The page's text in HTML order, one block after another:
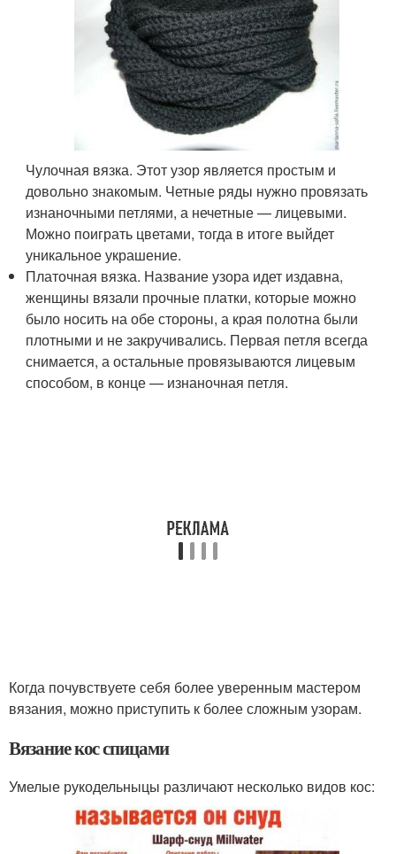
Чулочная вязка. Этот узор является простым и
довольно знакомым. Четные ряды нужно провязать
изнаночными петлями, а нечетные — лицевыми.
Можно поиграть цветами, тогда в итоге выйдет
уникальное украшение.
Платочная вязка. Название узора идет издавна,
женщины вязали прочные платки, которые можно
было носить на обе стороны, а края полотна были
плотными и не закручивались. Первая петля всегда
снимается, а остальные провязываются лицевым
способом, в конце — изнаночная петля.
Когда почувствуете себя более уверенным мастером
вязания, можно приступить к более сложным узорам.
Вязание кос спицами
Умелые рукодельныцы различают несколько видов кос: